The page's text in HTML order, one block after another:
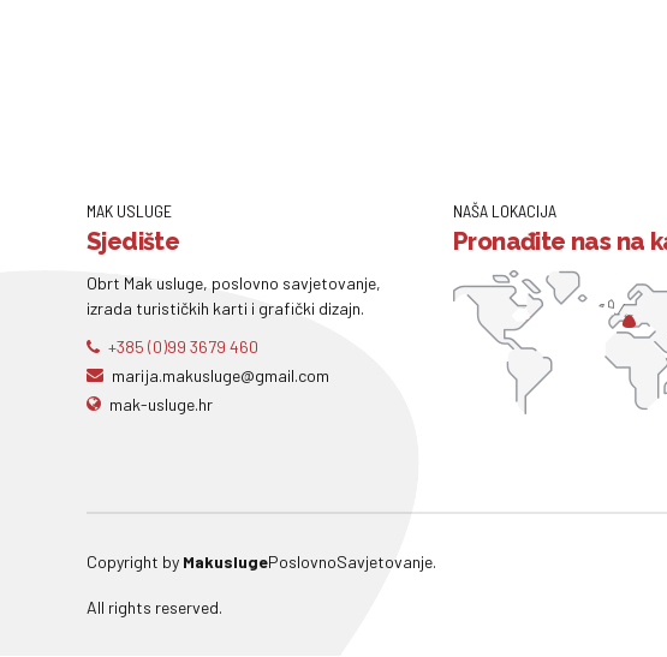
MAK USLUGE
Sjedište
Obrt Mak usluge, poslovno savjetovanje,
izrada turističkih karti i grafički dizajn.
+385 (0)99 3679 460
marija.makusluge@gmail.com
mak-usluge.hr
NAŠA LOKACIJA
Pronađite nas na
Copyright by MakuslugePoslovnoSavjetovanje.
All rights reserved.